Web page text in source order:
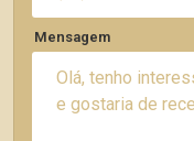
Mensagem